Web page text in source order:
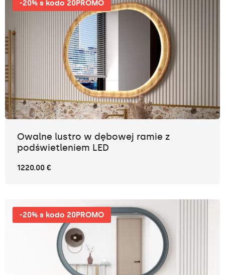
-20% s kodo 20PROMO
Owalne lustro w dębowej ramie z
podświetleniem LED
1220.00 €
-20% s kodo 20PROMO